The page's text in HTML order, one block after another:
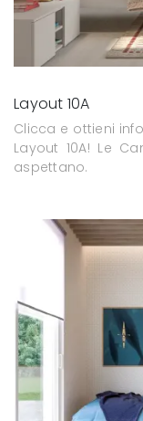
Layout 10A
Clicca e ottieni
Layout 10A! Le
aspettano.